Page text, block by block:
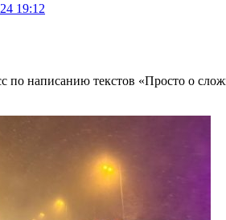
19:12
по написанию текстов «Просто о